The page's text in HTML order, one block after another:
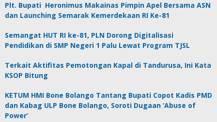
Plt. Bupati Heronimus Makainas Pimpin Apel Bersama ASN
dan Launching Semarak Kemerdekaan RI Ke-81
Semangat HUT RI ke-81, PLN Dorong Digitalisasi
Pendidikan di SMP Negeri 1 Palu Lewat Program TJSL
Terkait Aktifitas Pemotongan Kapal di Tandurusa, Ini Kata
KSOP Bitung
KETUM HMI Bone Bolango Tantang Bupati Copot Kadis PMD
dan Kabag ULP Bone Bolango, Soroti Dugaan ‘Abuse of
Power’